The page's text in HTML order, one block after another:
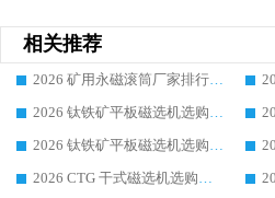
相关推荐
2026 矿用永磁滚筒厂家排行榜选购干货指南 行业口碑标杆华体会手机网页版-华体会(中国) 实力出众
2026 钛铁矿平板磁选机选购全攻略 市场公认优质品牌厂家实力排行榜
2026 钛铁矿平板磁选机选购指南 行业口碑优选品牌生产企业实力排行榜
2026 CTG 干式磁选机选购指南|行业口碑靠谱生产厂家领域强者推荐